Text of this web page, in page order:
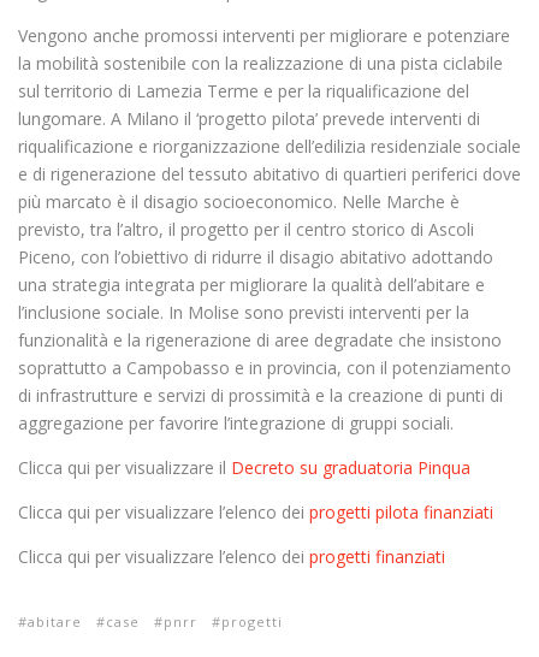
Vengono anche promossi interventi per migliorare e potenziare
la mobilità sostenibile con la realizzazione di una pista ciclabile
sul territorio di Lamezia Terme e per la riqualificazione del
lungomare. A Milano il ‘progetto pilota’ prevede interventi di
riqualificazione e riorganizzazione dell’edilizia residenziale sociale
e di rigenerazione del tessuto abitativo di quartieri periferici dove
più marcato è il disagio socioeconomico. Nelle Marche è
previsto, tra l’altro, il progetto per il centro storico di Ascoli
Piceno, con l’obiettivo di ridurre il disagio abitativo adottando
una strategia integrata per migliorare la qualità dell’abitare e
l’inclusione sociale. In Molise sono previsti interventi per la
funzionalità e la rigenerazione di aree degradate che insistono
soprattutto a Campobasso e in provincia, con il potenziamento
di infrastrutture e servizi di prossimità e la creazione di punti di
aggregazione per favorire l’integrazione di gruppi sociali.
Clicca qui per visualizzare il Decreto su graduatoria Pinqua
Clicca qui per visualizzare l’elenco dei progetti pilota finanziati
Clicca qui per visualizzare l’elenco dei progetti finanziati
abitare case pnrr progetti